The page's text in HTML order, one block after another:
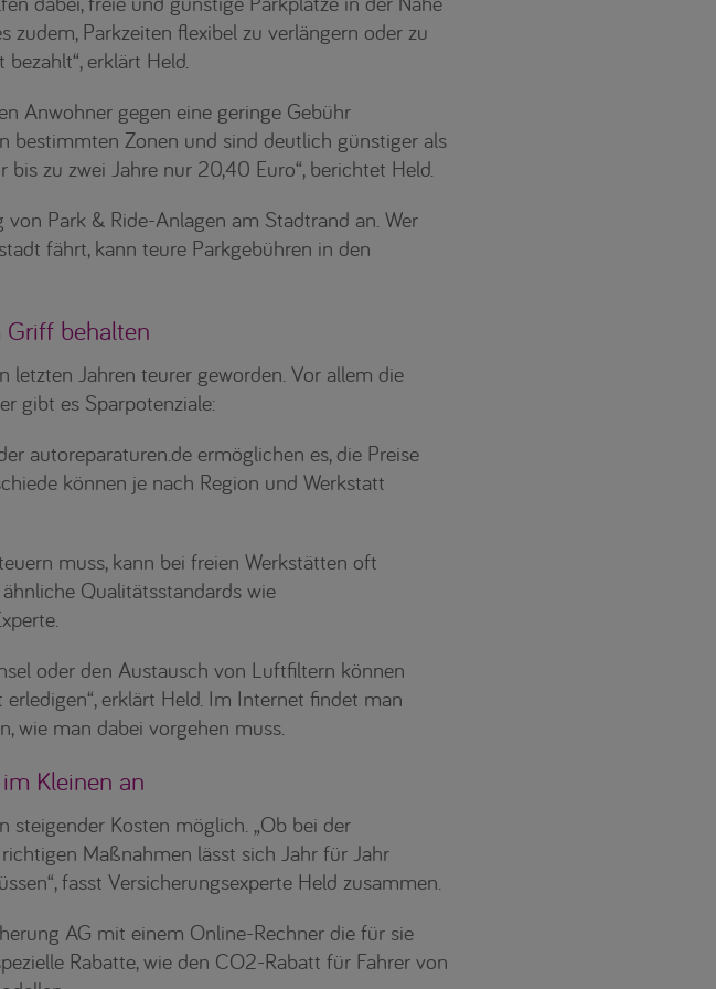
zudem, Parkzeiten flexibel zu verlängern oder zu
erklärt Held.
Anwohner gegen eine geringe Gebühr
bestimmten Zonen und sind deutlich günstiger als
zu zwei Jahre nur 20,40 Euro“, berichtet Held.
Park & Ride-Anlagen am Stadtrand an. Wer
fährt, kann teure Parkgebühren in den
behalten
letzten Jahren teurer geworden. Vor allem die
gibt es Sparpotenziale:
autoreparaturen.de ermöglichen es, die Preise
können je nach Region und Werkstatt
muss, kann bei freien Werkstätten oft
Qualitätsstandards wie
oder den Austausch von Luftfiltern können
erklärt Held. Im Internet findet man
wie man dabei vorgehen muss.
Kleinen an
Kosten möglich. „Ob bei der
Maßnahmen lässt sich Jahr für Jahr
fasst Versicherungsexperte Held zusammen.
AG mit einem Online-Rechner die für sie
Rabatte, wie den CO2-Rabatt für Fahrer von